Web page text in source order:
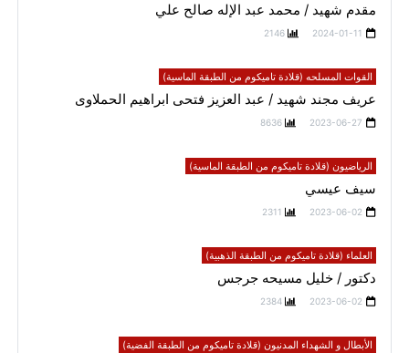
مقدم شهيد / محمد عبد الإله صالح علي
2024-01-11
2146
القوات المسلحه (قلادة تاميكوم من الطبقة الماسية)
عريف مجند شهيد / عبد العزيز فتحى ابراهيم الحملاوى
2023-06-27
8636
الرياضيون (قلادة تاميكوم من الطبقة الماسية)
سيف عيسي
2023-06-02
2311
العلماء (قلادة تاميكوم من الطبقة الذهبية)
دكتور / خليل مسيحه جرجس
2023-06-02
2384
الأبطال و الشهداء المدنيون (قلادة تاميكوم من الطبقة الفضية)